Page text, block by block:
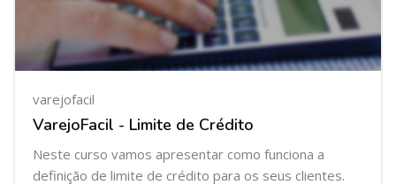
varejofacil
VarejoFacil - Limite de Crédito
Neste curso vamos apresentar como funciona a
definição de limite de crédito para os seus clientes.